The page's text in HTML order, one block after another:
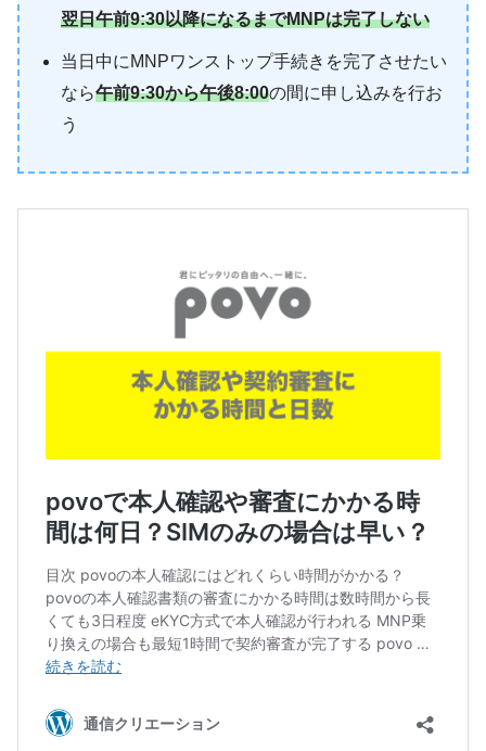
翌日午前9:30以降になるまでMNPは完了しない
当日中にMNPワンストップ手続きを完了させたい
なら午前9:30から午後8:00の間に申し込みを行お
う